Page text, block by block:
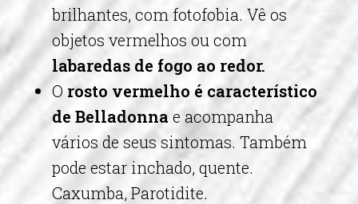
brilhantes, com fotofobia. Vê os
objetos vermelhos ou com
labaredas de fogo ao redor.
O rosto vermelho é característico
de Belladonna e acompanha
vários de seus sintomas. Também
pode estar inchado, quente.
Caxumba, Parotidite.